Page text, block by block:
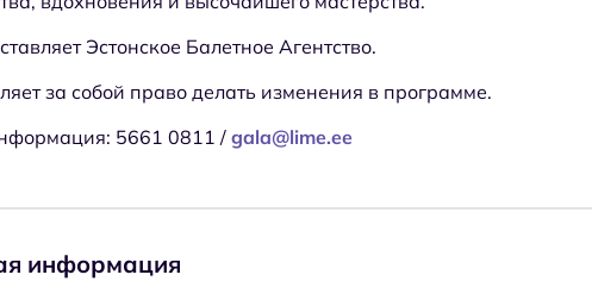
Эстонское Балетное Агентство.
за собой право делать изменения в программе.
5661 0811 / gala@lime.ee
информация